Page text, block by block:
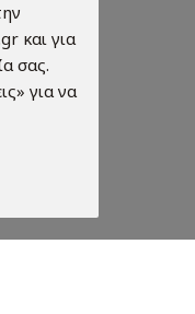
και για
σας.
για να